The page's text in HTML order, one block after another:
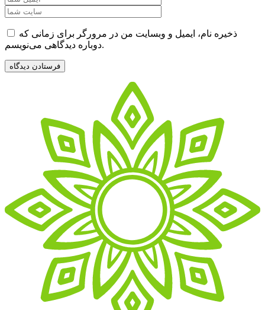
ذخیره نام، ایمیل و وبسایت من در مرورگر برای زمانی که
دوباره دیدگاهی می‌نویسم.